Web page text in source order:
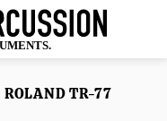
ROLAND TR-77